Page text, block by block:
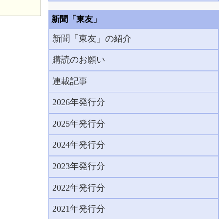
新聞「東友」
新聞「東友」の紹介
購読のお願い
連載記事
2026年発行分
2025年発行分
2024年発行分
2023年発行分
2022年発行分
2021年発行分